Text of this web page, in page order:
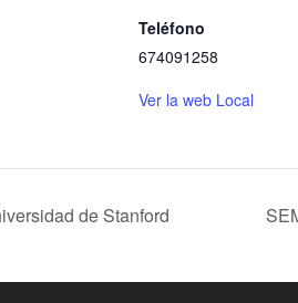
Teléfono
674091258
Ver la web Local
de Stanford